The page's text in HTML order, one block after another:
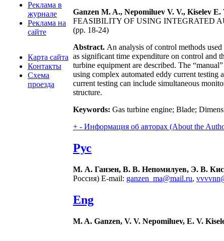
Реклама в
журнале
Реклама на
сайте
Карта сайта
Контакты
Схема
проезда
Ganzen M. A., Nepomiluev V. V., Kiselev E.
FEASIBILITY OF USING INTEGRATED
(pp. 18-24)
Abstract. An analysis of control methods
as significant time expenditure on control and
turbine equipment are described. The
using complex automated eddy current testing
current testing can include simultaneous
structure.
Keywords: Gas turbine engine; Blade;
+ - Информация об авторах (About the
Рус
М. А. Ганзен, В. В. Непомилуев, Э. В.
Россия) E-mail: ganzen_ma@mail.ru,
Eng
M. A. Ganzen, V. V. Nepomiluev, E. V.